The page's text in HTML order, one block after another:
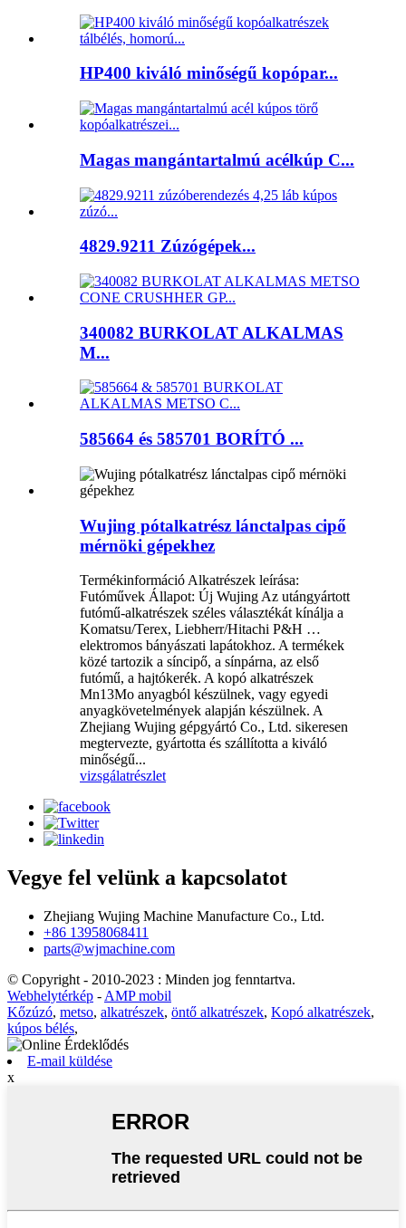
HP400 kiváló minőségű kopópar...
Magas mangántartalmú acélkúp C...
4829.9211 Zúzógépek...
340082 BURKOLAT ALKALMAS
M...
585664 és 585701 BORÍTÓ ...
Wujing pótalkatrész lánctalpas cipő
mérnöki gépekhez
Termékinformáció Alkatrészek leírása:
Futóművek Állapot: Új Wujing Az utángyártott
futómű-alkatrészek széles választékát kínálja a
Komatsu/Terex, Liebherr/Hitachi P&H …
elektromos bányászati ​​lapátokhoz. A termékek
közé tartozik a síncipő, a sínpárna, az első
futómű, a hajtókerék. A kopó alkatrészek
Mn13Mo anyagból készülnek, vagy egyedi
anyagkövetelmények alapján készülnek. A
Zhejiang Wujing gépgyártó Co., Ltd. sikeresen
megtervezte, gyártotta és szállította a kiváló
minőségű...
vizsgálatrészlet
Vegye fel velünk a kapcsolatot
Zhejiang Wujing Machine Manufacture Co., Ltd.
+86 13958068411
parts@wjmachine.com
© Copyright - 2010-2023 : Minden jog fenntartva.
Webhelytérkép - AMP mobil
Kőzúzó, metso, alkatrészek, öntő alkatrészek, Kopó alkatrészek,
kúpos bélés,
E-mail küldése
x